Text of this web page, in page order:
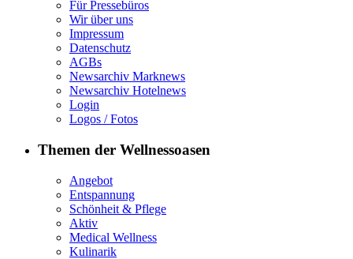
Für Pressebüros
Wir über uns
Impressum
Datenschutz
AGBs
Newsarchiv Marknews
Newsarchiv Hotelnews
Login
Logos / Fotos
Themen der Wellnessoasen
Angebot
Entspannung
Schönheit & Pflege
Aktiv
Medical Wellness
Kulinarik